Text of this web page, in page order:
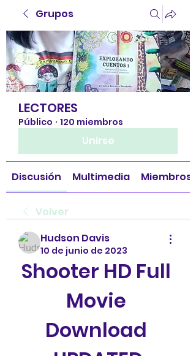
Grupos
LECTORES
Público · 120 miembros
Unirse
Discusión Multimedia Miembros
Volver
Hudson Davis
10 de junio de 2023
Shooter HD Full
Movie
Download